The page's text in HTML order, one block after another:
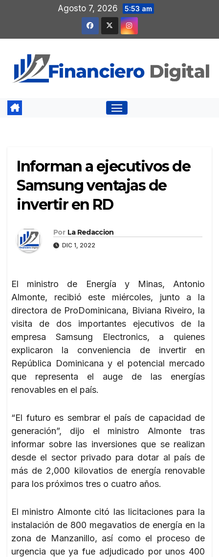
contenido
Agosto 7, 2026 5:53 am
Informan a ejecutivos de
Samsung ventajas de
invertir en RD
Por La Redaccion
DIC 1, 2022
El ministro de Energía y Minas, Antonio
Almonte, recibió este miércoles, junto a la
directora de ProDominicana, Biviana Riveiro, la
visita de dos importantes ejecutivos de la
empresa Samsung Electronics, a quienes
explicaron la conveniencia de invertir en
República Dominicana y el potencial mercado
que representa el auge de las energías
renovables en el país.
“El futuro es sembrar el país de capacidad de
generación”, dijo el ministro Almonte tras
informar sobre las inversiones que se realizan
desde el sector privado para dotar al país de
más de 2,000 kilovatios de energía renovable
para los próximos tres o cuatro años.
El ministro Almonte citó las licitaciones para la
instalación de 800 megavatios de energía en la
zona de Manzanillo, así como el proceso de
urgencia que ya fue adjudicado por unos 400